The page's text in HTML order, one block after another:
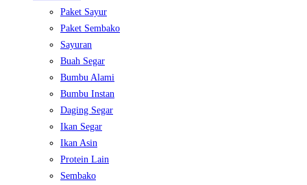
Paket Sayur
Paket Sembako
Sayuran
Buah Segar
Bumbu Alami
Bumbu Instan
Daging Segar
Ikan Segar
Ikan Asin
Protein Lain
Sembako